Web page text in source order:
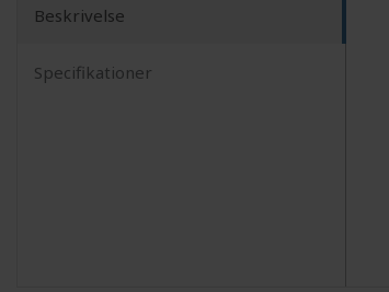
Beskrivelse
Specifikationer